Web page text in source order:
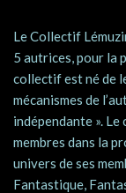
Le Collectif
5 autrices, pour la
collectif est né de
mécanismes de
indépendante ».
membres dans la
univers de ses
Fantastique,